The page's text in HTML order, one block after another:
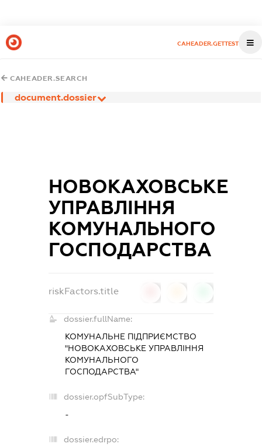
CAHEADER.GETTEST
CAHEADER.SEARCH
document.dossier
НОВОКАХОВСЬКЕ
УПРАВЛІННЯ
КОМУНАЛЬНОГО
ГОСПОДАРСТВА
riskFactors.title
dossier.fullName:
КОМУНАЛЬНЕ ПІДПРИЄМСТВО
"НОВОКАХОВСЬКЕ УПРАВЛІННЯ
КОМУНАЛЬНОГО
ГОСПОДАРСТВА"
dossier.opfSubType:
-
dossier.edrpo: